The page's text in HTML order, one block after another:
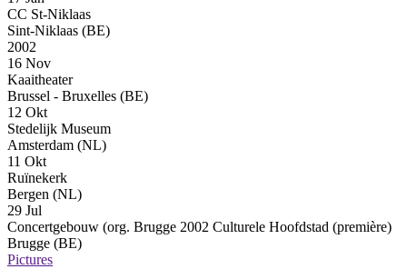
CC St-Niklaas
Sint-Niklaas (BE)
2002
16 Nov
Kaaitheater
Brussel - Bruxelles (BE)
12 Okt
Stedelijk Museum
Amsterdam (NL)
11 Okt
Ruïnekerk
Bergen (NL)
29 Jul
Concertgebouw (org. Brugge 2002 Culturele Hoofdstad (première)
Brugge (BE)
Pictures